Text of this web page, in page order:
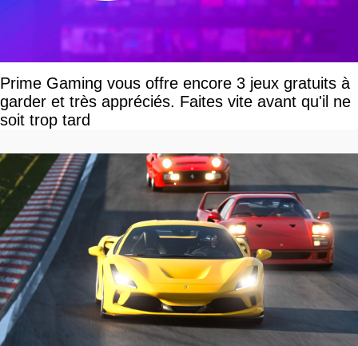
Prime Gaming vous offre encore 3 jeux gratuits à
garder et très appréciés. Faites vite avant qu'il ne
soit trop tard